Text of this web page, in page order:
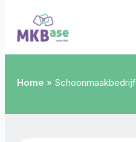
Home » Schoonmaakbedrijf